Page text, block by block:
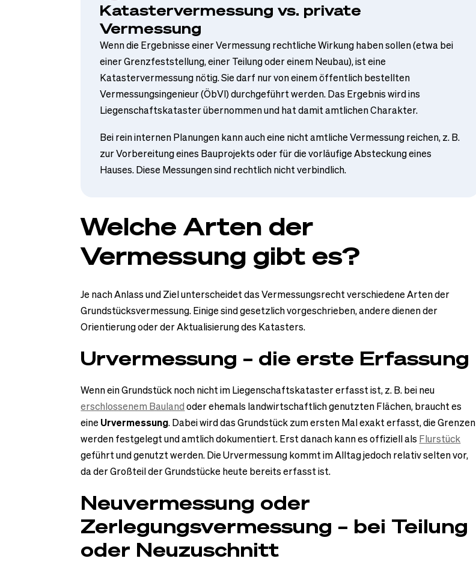
Katastervermessung vs. private
Vermessung
Wenn die Ergebnisse einer Vermessung rechtliche Wirkung haben sollen (etwa bei
einer Grenzfeststellung, einer Teilung oder einem Neubau), ist eine
Katastervermessung nötig. Sie darf nur von einem öffentlich bestellten
Vermessungsingenieur (ÖbVI) durchgeführt werden. Das Ergebnis wird ins
Liegenschaftskataster übernommen und hat damit amtlichen Charakter.
Bei rein internen Planungen kann auch eine nicht amtliche Vermessung reichen, z. B.
zur Vorbereitung eines Bauprojekts oder für die vorläufige Absteckung eines
Hauses. Diese Messungen sind rechtlich nicht verbindlich.
Welche Arten der
Vermessung gibt es?
Je nach Anlass und Ziel unterscheidet das Vermessungsrecht verschiedene Arten der
Grundstücksvermessung. Einige sind gesetzlich vorgeschrieben, andere dienen der
Orientierung oder der Aktualisierung des Katasters.
Urvermessung – die erste Erfassung
Wenn ein Grundstück noch nicht im Liegenschaftskataster erfasst ist, z. B. bei neu
erschlossenem Baulandoder ehemals landwirtschaftlich genutzten Flächen, braucht es
eine Urvermessung. Dabei wird das Grundstück zum ersten Mal exakt erfasst, die Grenzen
werden festgelegt und amtlich dokumentiert. Erst danach kann es offiziell als Flurstück
geführt und genutzt werden. Die Urvermessung kommt im Alltag jedoch relativ selten vor,
da der Großteil der Grundstücke heute bereits erfasst ist.
Neuvermessung oder
Zerlegungsvermessung – bei Teilung
oder Neuzuschnitt